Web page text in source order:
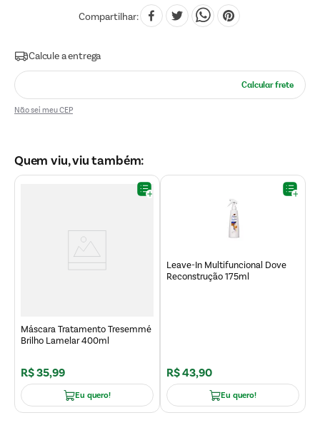
Compartilhar
Não sei meu CEP
Quem viu, viu também:
Máscara Tratamento Tresemmé
Brilho Lamelar 400ml
R$35,99
Eu quero!
Leave-In Multifuncional Dove
Reconstrução 175ml
R$43,90
Eu quero!